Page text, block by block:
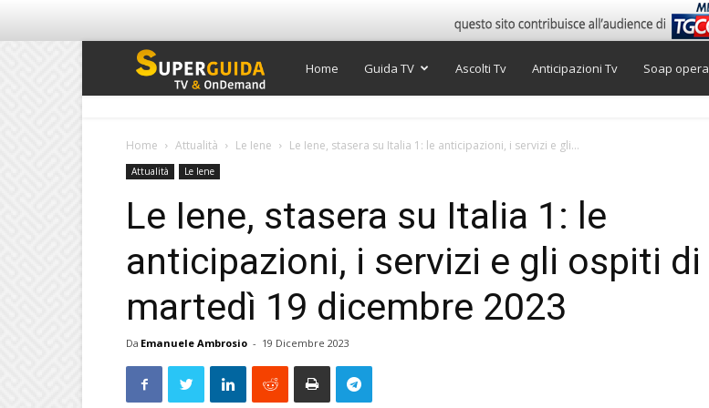
Super
Home Guida TV Ascolti Tv Anticipazioni Tv Soap opera
Home Attualità Le Iene Le Iene, stasera su Italia 1: le anticipazioni, i servizi e gli...
Attualità Le Iene
Le Iene, stasera su Italia 1: le
anticipazioni, i servizi e gli ospiti di
martedì 19 dicembre 2023
Da Emanuele Ambrosio - 19 Dicembre 2023